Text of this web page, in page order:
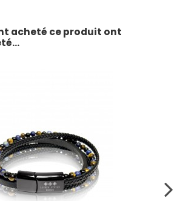
acheté ce produit ont